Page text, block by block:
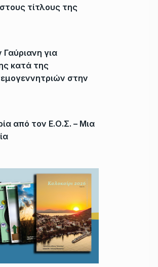
τίτλους της
για
κατά της
στην
από τον Ε.Ο.Σ. – Μια